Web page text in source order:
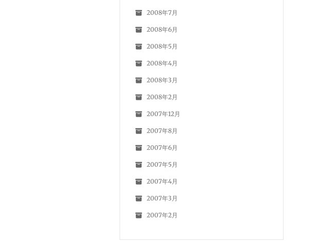
2008年7月
2008年6月
2008年5月
2008年4月
2008年3月
2008年2月
2007年12月
2007年8月
2007年6月
2007年5月
2007年4月
2007年3月
2007年2月